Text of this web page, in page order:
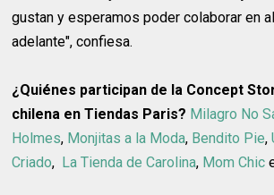
gustan y esperamos poder colaborar en
adelante", confiesa.
¿Quiénes participan de la Concept
chilena en Tiendas Paris? Milagro No
Holmes, Monjitas a la Moda, Bendito Pie,
Criado, La Tienda de Carolina, Mom Chic